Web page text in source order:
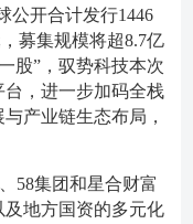
公开合计发行1446
募集规模将超8.7亿
股”，驭势科技本次
，进一步加码全栈
产业链生态布局，
58集团和星合财富
地方国资的多元化